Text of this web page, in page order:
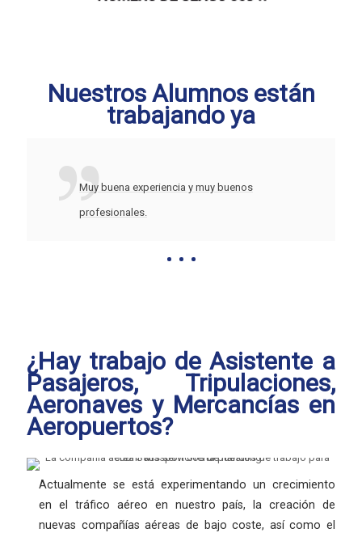
Nuestros Alumnos están
trabajando ya
Muy buena experiencia y muy buenos
profesionales.
¿Hay trabajo de Asistente a
Pasajeros, Tripulaciones,
Aeronaves y Mercancías en
Aeropuertos?
Actualmente se está experimentando un crecimiento
en el tráfico aéreo en nuestro país, la creación de
nuevas compañías aéreas de bajo coste, así como el